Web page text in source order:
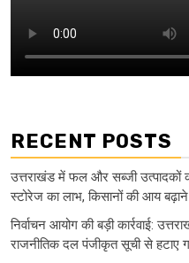
RECENT POSTS
उत्तराखंड में फल और सब्जी उत्पादकों
स्टोरेज का लाभ, किसानों की आय
निर्वाचन आयोग की बड़ी कार्रवाई:
राजनीतिक दल पंजीकृत सूची से हटाए